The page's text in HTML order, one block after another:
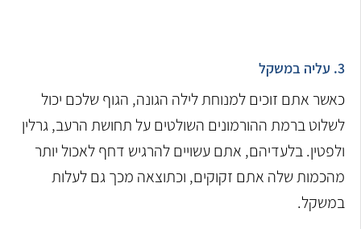
3. עליה במשקל
כאשר אתם זוכים למנוחת לילה הגונה, הגוף שלכם יכול
לשלוט ברמת ההורמונים השולטים על תחושת הרעב, גרלין
ולפטין. בלעדיהם, אתם עשויים להרגיש דחף לאכול יותר
מהכמות שלה אתם זקוקים, וכתוצאה מכך גם לעלות
במשקל.